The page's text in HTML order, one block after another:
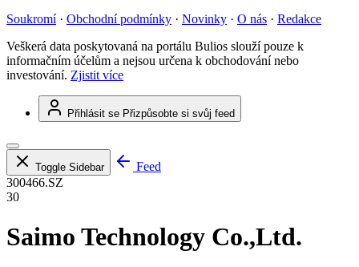
Soukromí · Obchodní podmínky · Novinky · O nás · Redakce
Veškerá data poskytovaná na portálu Bulios slouží pouze k
informačním účelům a nejsou určena k obchodování nebo
investování. Zjistit více
Přihlásit se Přizpůsobte si svůj feed
Toggle Sidebar
Feed
300466.SZ
30
Saimo Technology Co.,Ltd.